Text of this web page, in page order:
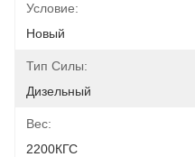
Условие:
Новый
Тип Силы:
Дизельный
Вес:
2200КГС